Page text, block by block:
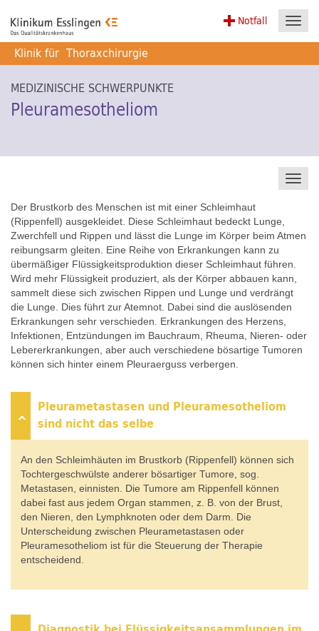
Notfall
Klinik für Thoraxchirurgie
MEDIZINISCHE SCHWERPUNKTE
Pleuramesotheliom
Der Brustkorb des Menschen ist mit einer Schleimhaut
(Rippenfell) ausgekleidet. Diese Schleimhaut bedeckt Lunge,
Zwerchfell und Rippen und lässt die Lunge im Körper beim Atmen
reibungsarm gleiten. Eine Reihe von Erkrankungen kann zu
übermäßiger Flüssigkeitsproduktion dieser Schleimhaut führen.
Wird mehr Flüssigkeit produziert, als der Körper abbauen kann,
sammelt diese sich zwischen Rippen und Lunge und verdrängt
die Lunge. Dies führt zur Atemnot. Dabei sind die auslösenden
Erkrankungen sehr verschieden. Erkrankungen des Herzens,
Infektionen, Entzündungen im Bauchraum, Rheuma, Nieren- oder
Lebererkrankungen, aber auch verschiedene bösartige Tumoren
können sich hinter einem Pleuraerguss verbergen.
Pleurametastasen und Pleuramesotheliom
sind nicht das selbe
An den Schleimhäuten im Brustkorb (Rippenfell) können sich
Tochtergeschwülste anderer bösartiger Tumore, sog.
Metastasen, einnisten. Die Tumore am Rippenfell können
dabei fast aus jedem Organ stammen, z. B. von der Brust,
den Nieren, den Lymphknoten oder dem Darm. Die
Unterscheidung zwischen Pleurametastasen oder
Pleuramesotheliom ist für die Steuerung der Therapie
entscheidend.